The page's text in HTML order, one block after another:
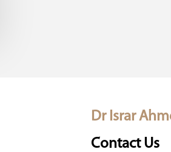
Dr Israr
Contact Us